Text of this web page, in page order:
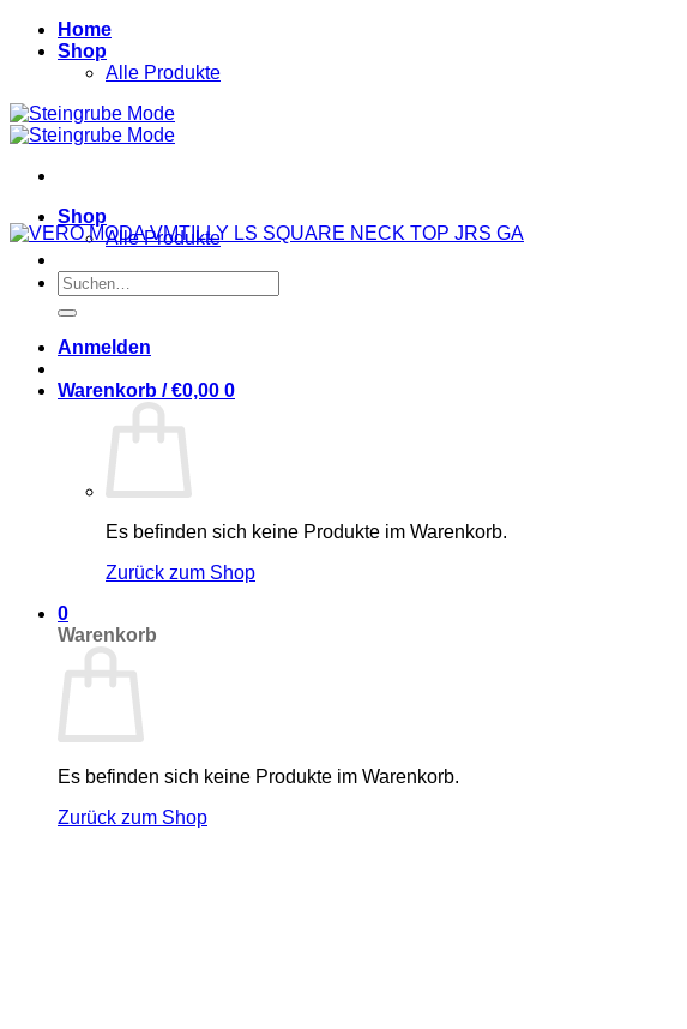
Zum
Inhalt
Home
Shop
Alle Produkte
Shop
Alle Produkte
Suchen
nach:
Anmelden
Warenkorb /€0,00 0
Es befinden sich keine Produkte im Warenkorb.
Zurück zum Shop
0
Warenkorb
Es befinden sich keine Produkte im Warenkorb.
Zurück zum Shop